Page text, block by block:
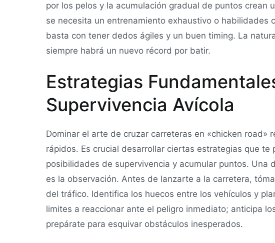
por los pelos y la acumulación gradual de puntos crean
se necesita un entrenamiento exhaustivo o habilidades
basta con tener dedos ágiles y un buen timing. La
siempre habrá un nuevo récord por batir.
Estrategias
Supervivencia Avícola
Dominar el arte de cruzar carreteras en «chicken road»
rápidos. Es crucial desarrollar ciertas estrategias que te
posibilidades de supervivencia y acumular puntos. Una
es la observación. Antes de lanzarte a la carretera,
del tráfico. Identifica los huecos entre los vehículos y
limites a reaccionar ante el peligro inmediato; anticipa
prepárate para esquivar obstáculos inesperados.